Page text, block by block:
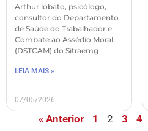
Arthur lobato, psicólogo,
consultor do Departamento
de Saúde do Trabalhador e
Combate ao Assédio Moral
(DSTCAM) do Sitraemg
LEIA MAIS »
07/05/2026
« Anterior 1 2 3 4